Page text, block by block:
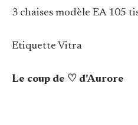
3 chaises modèle EA 105
Etiquette Vitra
Le coup de ♡ d'Aurore